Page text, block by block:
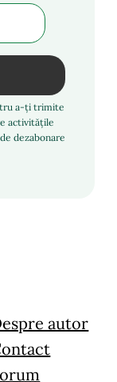
a-ți trimite
activitățile
dezabonare
autor